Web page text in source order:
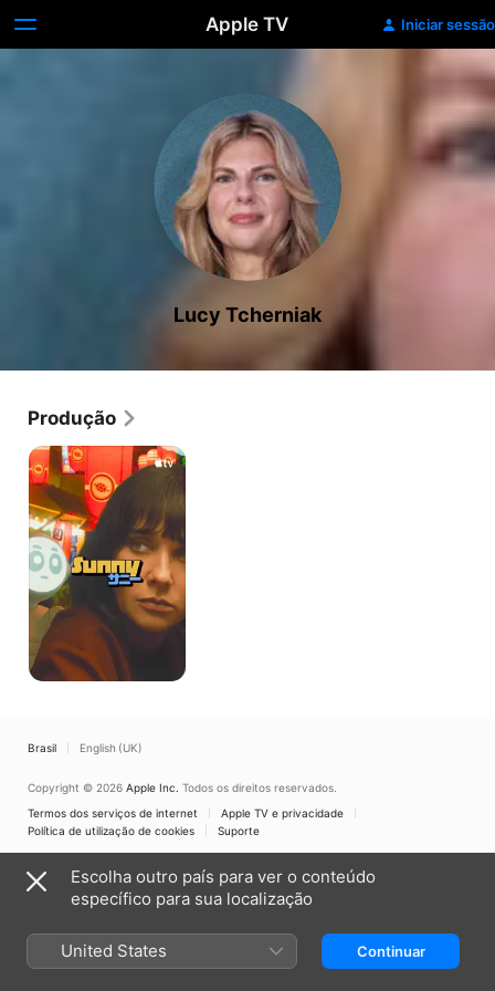
Apple TV Iniciar sessão
Lucy Tcherniak
Produção
Sunny
Brasil English (UK)
Copyright © 2026 Apple Inc. Todos os direitos reservados.
Termos dos serviços de internet
Apple TV e privacidade
Política de utilização de cookies
Suporte
Escolha outro país para ver o conteúdo
específico para sua localização
United States Continuar